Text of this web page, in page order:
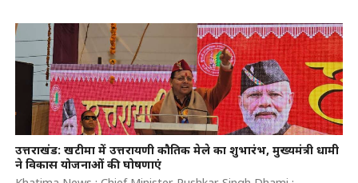
उत्तराखंड: खटीमा में उत्तरायणी कौतिक मेले का शुभारंभ, मुख्यमंत्री धामी
ने विकास योजनाओं की घोषणाएं